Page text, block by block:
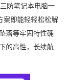
防笔记本电脑一
案即能轻轻松松解
落等牢固特性确
的高性，长续航